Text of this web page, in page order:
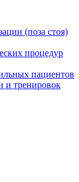
(поза стоя)
процедур
пациентов
и тренировок